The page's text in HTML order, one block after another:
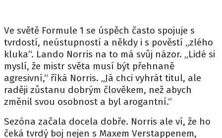
Ve světě Formule 1 se úspěch často spojuje s
tvrdostí, neústupností a někdy i s pověstí „zlého
kluka“. Lando Norris na to má svůj názor. „Lidé si
myslí, že mistr světa musí být přehnaně
agresivní,“ říká Norris. „Já chci vyhrát titul, ale
raději zůstanu dobrým člověkem, než abych
změnil svou osobnost a byl arogantní.“
Sezóna začala docela dobře. Norris ale ví, že ho
čeká tvrdý boj nejen s Maxem Verstappenem,